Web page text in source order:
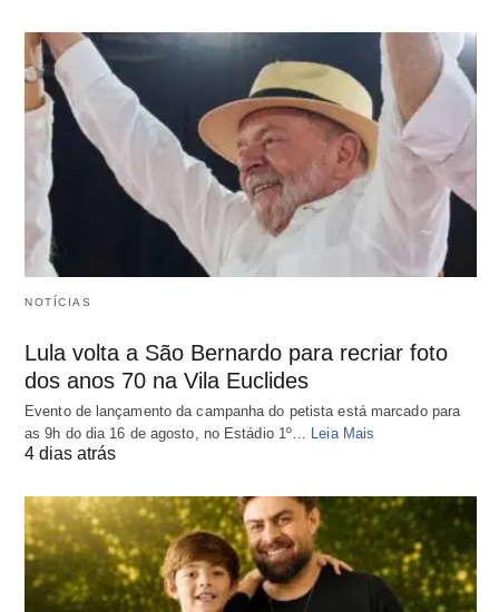
NOTÍCIAS
Lula volta a São Bernardo para recriar foto
dos anos 70 na Vila Euclides
Evento de lançamento da campanha do petista está marcado para
as 9h do dia 16 de agosto, no Estádio 1º… Leia Mais
4 dias atrás